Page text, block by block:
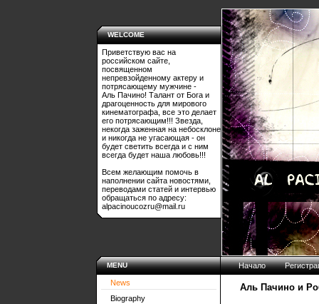
WELCOME
Приветствую вас на
российском сайте,
посвященном
непревзойденному актеру и
потрясающему мужчине -
Аль Пачино! Талант от Бога и
драгоценность для мирового
кинематографа, все это делает
его потрясающим!!! Звезда,
некогда заженная на небосклоне
и никогда не угасающая - он
будет светить всегда и с ним
всегда будет наша любовь!!!
Всем желающим помочь в
наполнении сайта новостями,
переводами статей и интервью
обращаться по адресу:
alpacinoucozru@mail.ru
MENU
News
Biography
Начало
Аль Пачино и